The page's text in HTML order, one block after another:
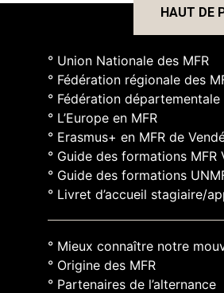
HAUT DE
° Union Nationale des MFR
° Fédération régionale des
° Fédération départementale
° L’Europe en MFR
° Erasmus+ en MFR de
° Guide des formations MFR
° Guide des formations
° Livret d’accueil stagiaire/
° Mieux connaître notre
° Origine des MFR
° Partenaires de l’alternance